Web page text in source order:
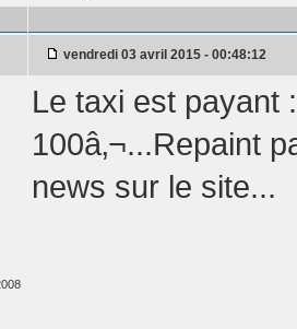
vendredi 03 avril 2015 - 00:48:12
Le taxi est payant
100â‚¬...Repaint
news sur le site...